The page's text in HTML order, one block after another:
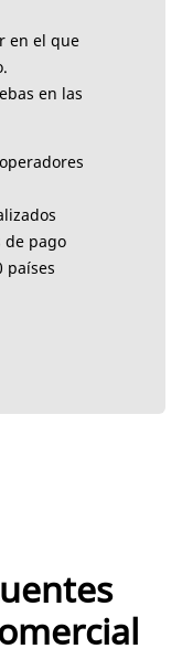
en el que
en las
de pago
países